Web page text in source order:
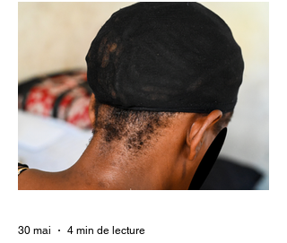
années depuis que nous avons osé doter
le pays d’un média dédié à l’investigation et
au journalisme de fond.
30 mai 4 min de lecture